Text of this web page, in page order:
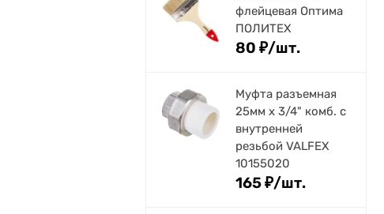
флейцевая Оптима
ПОЛИТЕХ
80 ₽/шт.
Муфта разъемная
25мм х 3/4" комб. с
внутренней
резьбой VALFEX
10155020
165₽/шт.